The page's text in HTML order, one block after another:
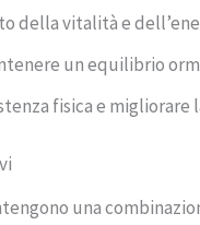
della vitalità e
un equilibrio
fisica e migliorare
una